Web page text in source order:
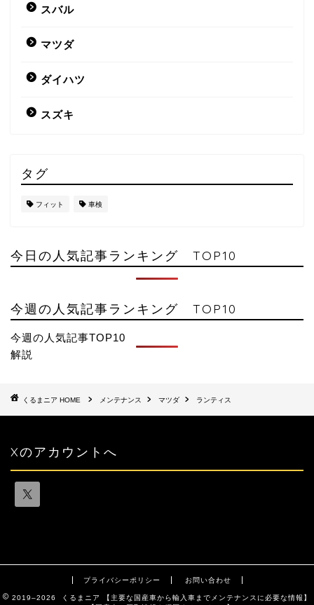
スバル
マツダ
ダイハツ
スズキ
タグ
フィット 車検
今日の人気記事ランキング TOP10
今週の人気記事ランキング TOP10
今週の人気記事TOP10
解説
HOME メンテナンス マツダ ランティス
Xのアカウントへ
プライバシーポリシー お問い合わせ
2019–2026 くるまニア 【主要な国産車から輸入車までメンテナンスに必要な情報】